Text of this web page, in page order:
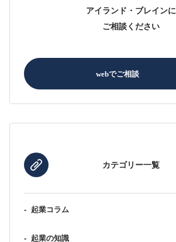
アイランド・ブレインに
ご相談ください
webでご相談
カテゴリー一覧
- 起業コラム
- 起業の知識